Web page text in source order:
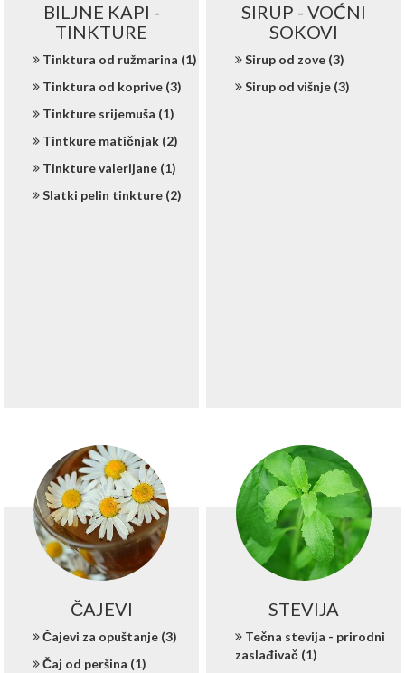
BILJNE KAPI -
TINKTURE
Tinktura od ružmarina (1)
Tinktura od koprive (3)
Tinkture srijemuša (1)
Tintkure matičnjak (2)
Tinkture valerijane (1)
Slatki pelin tinkture (2)
SIRUP - VOĆNI
SOKOVI
Sirup od zove (3)
Sirup od višnje (3)
ČAJEVI
Čajevi za opuštanje (3)
Čaj od peršina (1)
STEVIJA
Tečna stevija - prirodni
zaslađivač (1)